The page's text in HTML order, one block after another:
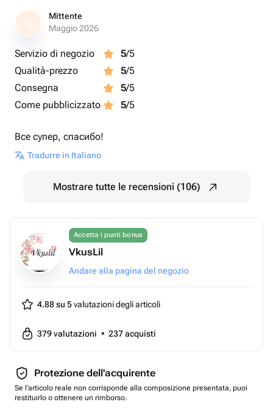
M
Mittente
Maggio 2026
Servizio di negozio 5/5
Qualità-prezzo
5/5
Consegna
5/5
Come pubblicizzato
5/5
Все супер, спасибо!
Tradurre in Italiano
Mostrare tutte le recensioni (106)
Accetta i punti bonus
VkusLil
Andare alla pagina del negozio
4.88 su 5valutazioni degli articoli
379valutazioni • 237acquisti
Protezione dell'acquirente
Se l'articolo reale non corrisponde alla composizione presentata, puoi
restituirlo o ottenere un rimborso.